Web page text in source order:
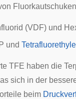
(VDF) und
und
TFE haben die
sich in der
beim